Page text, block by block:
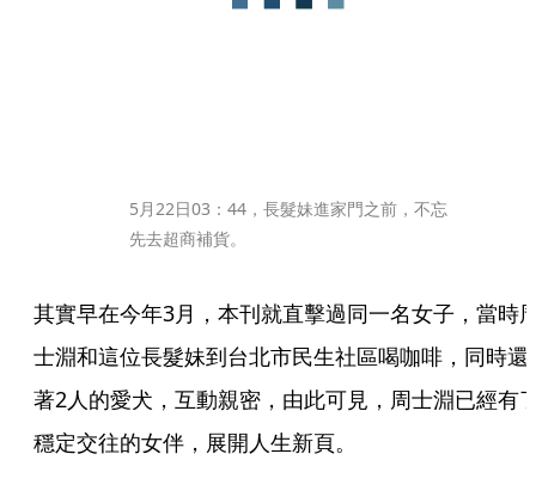
5月22日03：44，長髮妹進家門之前，不忘
先去超商補貨。
其實早在今年3月，本刊就直擊過同一名女子，當時
士淵和這位長髮妹到台北市民生社區喝咖啡，同時還
著2人的愛犬，互動親密，由此可見，周士淵已經有
穩定交往的女伴，展開人生新頁。